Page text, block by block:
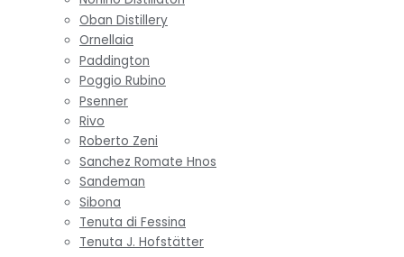
Oban Distillery
Ornellaia
Paddington
Poggio Rubino
Psenner
Rivo
Roberto Zeni
Sanchez Romate Hnos
Sandeman
Sibona
Tenuta di Fessina
Tenuta J. Hofstätter